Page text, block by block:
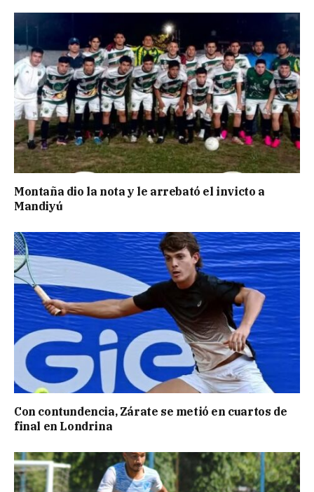
Montaña dio la nota y le arrebató el invicto a
Mandiyú
Con contundencia, Zárate se metió en cuartos de
final en Londrina